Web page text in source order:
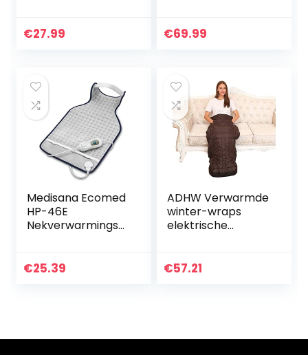
100 W, 6
€27.99
timer –
€69.99
Medisana Ecomed
HP-46E
Nekverwarmingsk
ssen, 3
€25.39
ADHW Verwarmde
winter-wraps
elektrische
voetenwarmer
€57.21